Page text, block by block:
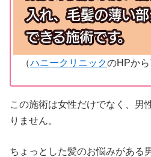
（ハニークリニックのHPから
この施術は女性だけでなく、男
りません。
ちょっとした髪のお悩みがある